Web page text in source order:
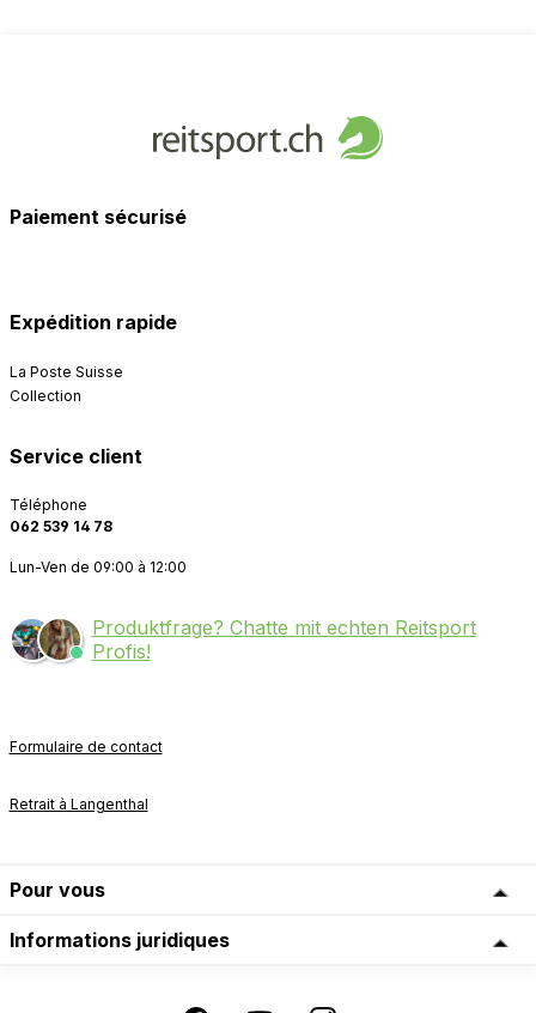
Paiement sécurisé
Expédition rapide
La Poste Suisse
Collection
Service client
Téléphone
062 539 14 78
Lun-Ven de 09:00 à 12:00
Produktfrage? Chatte mit echten Reitsport
Profis!
Formulaire de contact
Retrait à Langenthal
Pour vous
Informations juridiques